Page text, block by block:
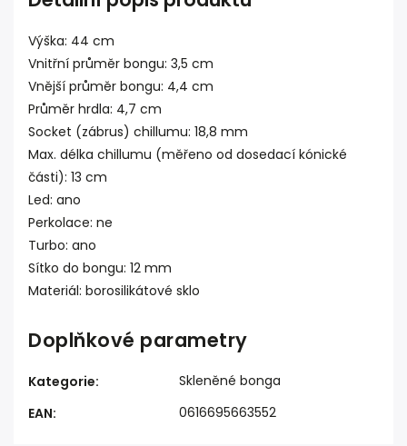
Výška: 44 cm
Vnitřní průměr bongu: 3,5 cm
Vnější průměr bongu: 4,4 cm
Průměr hrdla: 4,7 cm
Socket (zábrus) chillumu: 18,8 mm
Max. délka chillumu (měřeno od dosedací kónické
části): 13 cm
Led: ano
Perkolace: ne
Turbo: ano
Sítko do bongu: 12 mm
Materiál: borosilikátové sklo
Doplňkové parametry
Kategorie:
Skleněné bonga
EAN: 0616695663552